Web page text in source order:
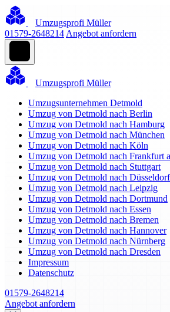
Umzugsprofi Müller
01579-2648214 Angebot anfordern
Umzugsprofi Müller
Umzugsunternehmen Detmold
Umzug von Detmold nach Berlin
Umzug von Detmold nach Hamburg
Umzug von Detmold nach München
Umzug von Detmold nach Köln
Umzug von Detmold nach Frankfurt
Umzug von Detmold nach Stuttgart
Umzug von Detmold nach Düsseldorf
Umzug von Detmold nach Leipzig
Umzug von Detmold nach Dortmund
Umzug von Detmold nach Essen
Umzug von Detmold nach Bremen
Umzug von Detmold nach Hannover
Umzug von Detmold nach Nürnberg
Umzug von Detmold nach Dresden
Impressum
Datenschutz
01579-2648214
Angebot anfordern